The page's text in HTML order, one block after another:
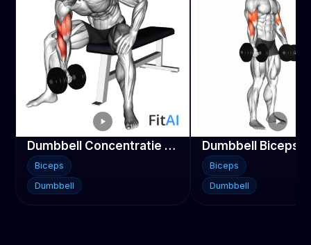
Dumbbell Concentratie Curl
Biceps
Dumbbell
Dumbbell Biceps
Biceps
Dumbbell